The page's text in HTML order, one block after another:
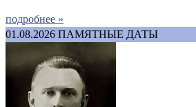
подробнее »
01.08.2026 ПАМЯТНЫЕ ДАТЫ